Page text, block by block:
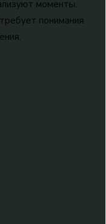
моменты.
понимания